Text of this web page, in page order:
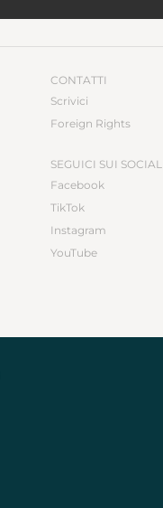
CONTATTI
Scrivici
Foreign Rights
SEGUICI SUI SOCIAL
Facebook
TikTok
Instagram
YouTube